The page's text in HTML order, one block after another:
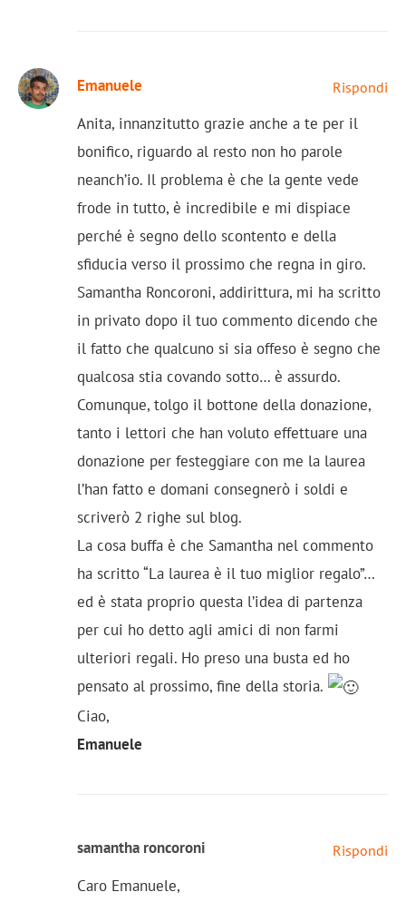
Emanuele Rispondi
Anita, innanzitutto grazie anche a te per il
bonifico, riguardo al resto non ho parole
neanch’io. Il problema è che la gente vede
frode in tutto, è incredibile e mi dispiace
perché è segno dello scontento e della
sfiducia verso il prossimo che regna in giro.
Samantha Roncoroni, addirittura, mi ha scritto
in privato dopo il tuo commento dicendo che
il fatto che qualcuno si sia offeso è segno che
qualcosa stia covando sotto… è assurdo.
Comunque, tolgo il bottone della donazione,
tanto i lettori che han voluto effettuare una
donazione per festeggiare con me la laurea
l’han fatto e domani consegnerò i soldi e
scriverò 2 righe sul blog.
La cosa buffa è che Samantha nel commento
ha scritto “La laurea è il tuo miglior regalo”…
ed è stata proprio questa l’idea di partenza
per cui ho detto agli amici di non farmi
ulteriori regali. Ho preso una busta ed ho
pensato al prossimo, fine della storia.
Ciao,
Emanuele
samantha roncoroni Rispondi
Caro Emanuele,